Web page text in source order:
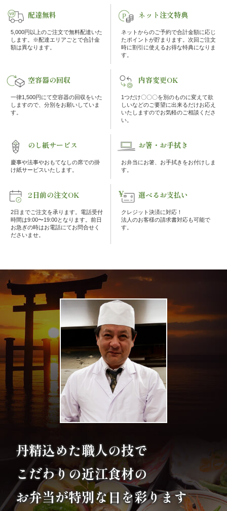
ま
堂
こ
だ
り
文
方
達
エ
リ
ア
お
座
用・
店
舗
ン
配達無料
5,000円以上のご注文で無料配達いた
します。※配達エリアごとで合計金
額は異なります。
ネット注文特典
ネットからのご予約で合計金額に応じ
たポイントが貯まります。次回ご注文
時に割引に使えるお得な特典になりま
す。
空容器の回収
一律1,500円にて空容器の回収をいた
しますので、分別をお願いしていま
す。
内容変更OK
1つだけ〇〇〇を別のものに変えて欲
しいなどのご要望に出来るだけお応え
いたしますのでお気軽のご相談くださ
い。
のし紙サービス
慶事や法事やおもてなしの席での掛
け紙サービスいたします。
お箸・お手拭き
お弁当にお箸、お手拭きをお付けしま
す。
2日前の注文OK
2日までご注文を承ります。電話受付
時間は9:00〜19:00となります。前日
お急ぎの時はお電話にてお問合せく
ださいませ。
選べるお支払い
クレジット決済に対応！
法人のお客様の請求書対応も可能で
す。
丹精込めた職人の技で
こだわりの近江食材の
お弁当が特別な日を彩ります